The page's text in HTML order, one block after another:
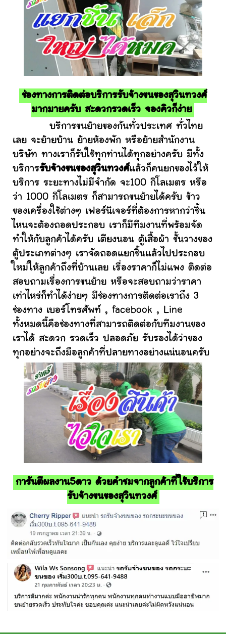
ช่องทางการติดต่อบริการรับจ้างขนของสุวินทวงศ์
มากมายครับ สะดวกรวดเร็ว จองคิวก็ง่าย
บริการขนย้ายของกันทั่วประเทศ ทั่วไทย
เลย จะย้ายบ้าน ย้ายห้องพัก หรือย้ายสำนักงาน
บริษัท ทางเราก็รับใช้ทุกท่านได้ทุกอย่างครับ มีทั้ง
บริการรับจ้างขนของสุวินทวงศ์แล้วก็คนยกของไว้ให้
บริการ ระยะทางไม่มีจำกัด จะ100 กิโลเมตร หรือ
ว่า 1000 กิโลเมตร ก็สามารถขนย้ายได้ครับ ข้าว
ของเครื่องใช้ต่างๆ เฟอร์นิเจอร์ที่ต้องการหากว่าชิ้น
ไหนจะต้องถอดประกอบ เราก็มีทีมงานที่พร้อมจัด
ทำให้กับลูกค้าได้ครับ เตียงนอน ตู้เสื้อผ้า ชั้นวางของ
ตู้ประเภทต่างๆ เราจัดถอดแยกชิ้นแล้วไปประกอบ
ใหม่ให้ลูกค้าถึงที่บ้านเลย เรื่องราคาก็ไม่แพง ติดต่อ
สอบถามเรื่องการขนย้าย หรือจะสอบถามว่าราคา
เท่าไหร่ก็ทำได้ง่ายๆ มีช่องทางการติดต่อเราถึง 3
ช่องทาง เบอร์โทรศัพท์ , facebook , Line
ทั้งหมดนี้คือช่องทางที่สามารถติดต่อกับทีมงานของ
เราได้ สะดวก รวดเร็ว ปลอดภัย รับรองได้ว่าของ
ทุกอย่างจะถึงมือลูกค้าที่ปลายทางอย่างแน่นอนครับ
การันตีผลงาน5ดาว ด้วยคำชมจากลูกค้าที่ใช้บริการ
รับจ้างขนของสุวินทวงศ์